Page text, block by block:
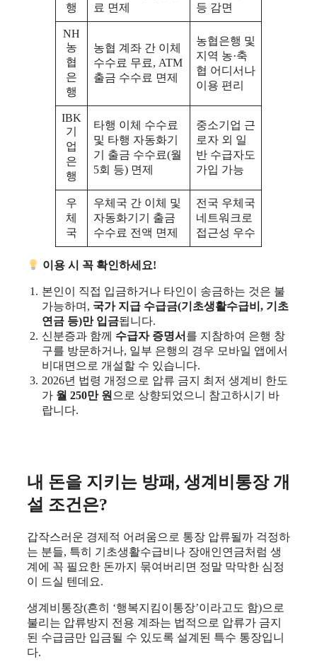
행
료 면제
등 감면
NH
농
협
은
행
농협 계좌 간 이체
수수료 무료, ATM
출금 수수료 면제
농협은행 및
지역 농·축
협 어디서나
이용 편리
IBK
기
업
은
행
타행 이체 수수료
및 타행 자동화기
기 출금 수수료(월
5회 등) 면제
중소기업 근
로자 외 일
반 수급자도
가입 가능
우
체
국
우체국 간 이체 및
자동화기기 출금
수수료 전액 면제
전국 우체국
네트워크로
접근성 우수
이용 시 꼭 확인하세요!
본인이 직접 입금하거나 타인이 송금하는 것은 불
가능하며, 국가 지급 수급금(기초생활수급비, 기초
연금 등)만 입금됩니다.
신분증과 함께 수급자 증명서 를 지참하여 은행 창
구를 방문하거나, 일부 은행의 경우 모바일 앱에서
비대면으로 개설할 수 있습니다.
2026년 법령 개정으로 압류 금지 최저 생계비 한도
가 월 250만 원 으로 상향되었으니 참고하시기 바
랍니다.
내 돈을 지키는 방패, 생계비통장 개
설 조건은?
갑작스러운 경제적 어려움으로 통장 압류될까 걱정하
는 분들, 특히 기초생활수급비나 장애인연금처럼 생
계에 꼭 필요한 돈까지 묶여버리면 정말 막막한 심정
이 드실 텐데요.
생계비통장(흔히 ‘행복지킴이통장’이라고도 함)으로
불리는 압류방지 전용 계좌는 법적으로 압류가 금지
된 수급금만 입금될 수 있도록 설계된 특수 통장입니
다.